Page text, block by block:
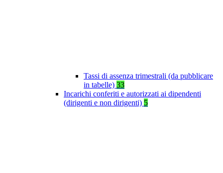
Tassi di assenza trimestrali (da pubblicare
in tabelle) 33
Incarichi conferiti e autorizzati ai dipendenti
(dirigenti e non dirigenti) 5